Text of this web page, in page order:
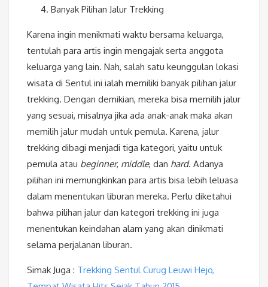
Banyak Pilihan Jalur Trekking
Karena ingin menikmati waktu bersama keluarga,
tentulah para artis ingin mengajak serta anggota
keluarga yang lain. Nah, salah satu keunggulan lokasi
wisata di Sentul ini ialah memiliki banyak pilihan jalur
trekking. Dengan demikian, mereka bisa memilih jalur
yang sesuai, misalnya jika ada anak-anak maka akan
memilih jalur mudah untuk pemula. Karena, jalur
trekking dibagi menjadi tiga kategori, yaitu untuk
pemula atau beginner, middle, dan hard. Adanya
pilihan ini memungkinkan para artis bisa lebih leluasa
dalam menentukan liburan mereka. Perlu diketahui
bahwa pilihan jalur dan kategori trekking ini juga
menentukan keindahan alam yang akan dinikmati
selama perjalanan liburan.
Simak Juga : Trekking Sentul Curug Leuwi Hejo,